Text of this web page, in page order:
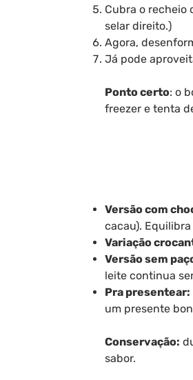
Cubra o recheio
selar direito.)
Agora,
Já pode
Ponto certo: o
freezer e tenta
Versão com
cacau). Equilibra
Variação
Versão sem
leite continua
Pra presentear:
um presente
Conservação:
sabor.